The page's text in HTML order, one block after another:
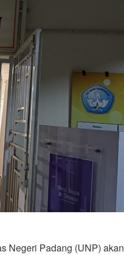
Negeri Padang (UNP) akan